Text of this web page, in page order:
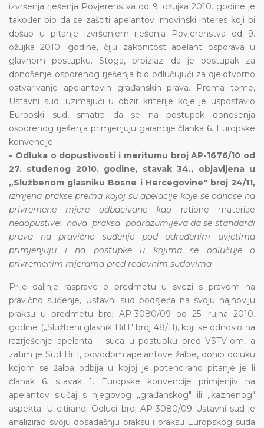
izvršenja rješenja Povjerenstva od 9. ožujka 2010. godine je
također bio da se zaštiti apelantov imovinski interes koji bi
došao u pitanje izvršenjem rješenja Povjerenstva od 9.
ožujka 2010. godine, čiju zakonitost apelant osporava u
glavnom postupku. Stoga, proizlazi da je postupak za
donošenje osporenog rješenja bio odlučujući za djelotvorno
ostvarivanje apelantovih građanskih prava. Prema tome,
Ustavni sud, uzimajući u obzir kriterije koje je uspostavio
Europski sud, smatra da se na postupak donošenja
osporenog rješenja primjenjuju garancije članka 6. Europske
konvencije.
• Odluka o dopustivosti i meritumu broj AP-1676/10 od
27. studenog 2010. godine, stavak 34., objavljena u
„Službenom glasniku Bosne i Hercegovine" broj 24/11,
izmjena prakse prema kojoj su apelacije koje se odnose na
privremene mjere odbacivane kao ratione materiae
nedopustive: nova praksa podrazumijeva da se standardi
prava na pravično suđenje pod određenim uvjetima
primjenjuju i na postupke u kojima se odlučuje o
privremenim mjerama pred redovnim sudovima
Prije daljnje rasprave o predmetu u svezi s pravom na
pravično suđenje, Ustavni sud podsjeća na svoju najnoviju
praksu u predmetu broj AP-3080/09 od 25. rujna 2010.
godine („Službeni glasnik BiH" broj 48/11), koji se odnosio na
razrješenje apelanta – suca u postupku pred VSTV-om, a
zatim je Sud BiH, povodom apelantove žalbe, donio odluku
kojom se žalba odbija u kojoj je potencirano pitanje je li
članak 6. stavak 1. Europske konvencije primjenjiv na
apelantov slučaj s njegovog „građanskog" ili „kaznenog"
aspekta. U citiranoj Odluci broj AP-3080/09 Ustavni sud je
analizirao svoju dosadašnju praksu i praksu Europskog suda